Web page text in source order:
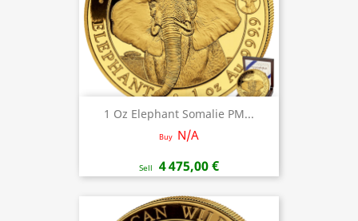
1 Oz Elephant Somalie PM...
Buy N/A
Sell 4 475,00 €